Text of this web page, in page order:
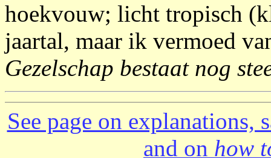
hoekvouw; licht tropisch
jaartal, maar ik vermoed
Gezelschap bestaat nog
See page on explanations,
and on how